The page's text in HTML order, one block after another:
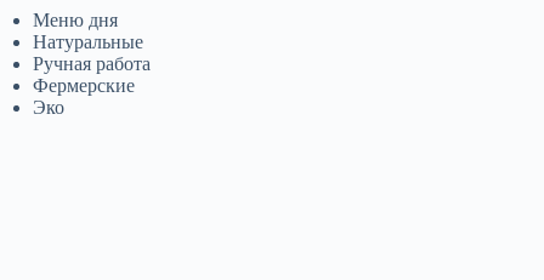
Меню дня
Натуральные
Ручная работа
Фермерские
Эко